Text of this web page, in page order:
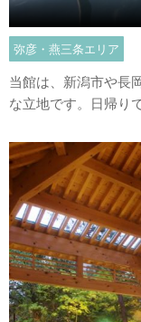
弥彦・燕三条エリア
当館は、新潟市や長
な立地です。日帰り